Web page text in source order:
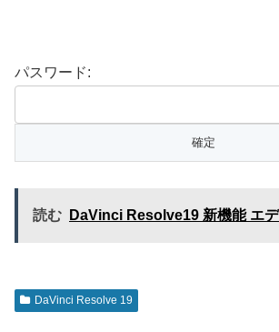
パスワード:
読む DaVinci Resolve19 新機能 エ
DaVinci Resolve 19